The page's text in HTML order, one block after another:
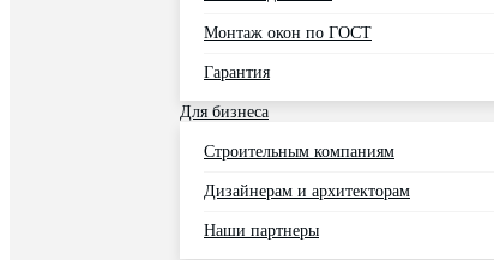
Монтаж окон по ГОСТ
Гарантия
Для бизнеса
Строительным компаниям
Дизайнерам и архитекторам
Наши партнеры